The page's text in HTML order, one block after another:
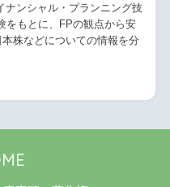
ンシャル・プランニング技
をもとに、FPの観点から安
株などについての情報を分